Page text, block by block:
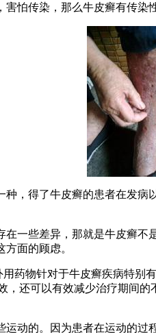
怕传染，那么牛皮癣有传染
，得了牛皮癣的患者在发
一些差异，那就是牛皮癣
面的顾虑。
药物针对于牛皮癣疾病特
还可以有效减少治疗期间
运动的。因为患者在运动的